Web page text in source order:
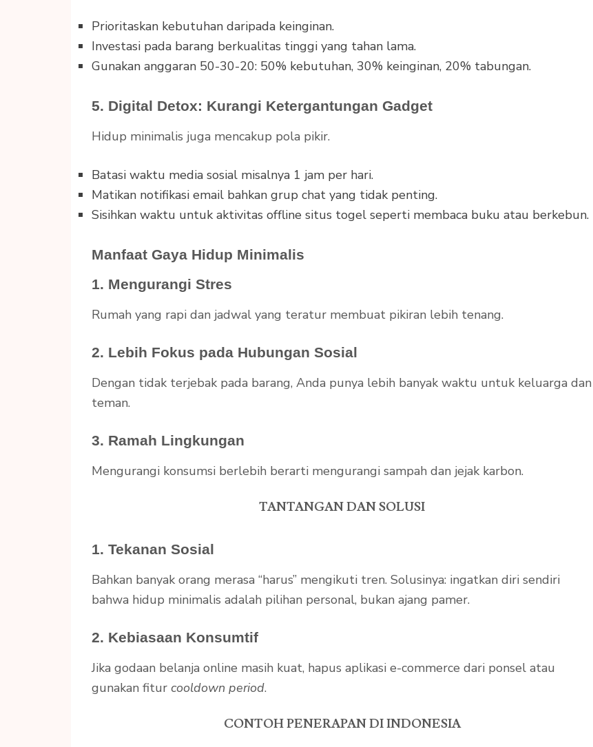
Prioritaskan kebutuhan daripada keinginan.
Investasi pada barang berkualitas tinggi yang tahan lama.
Gunakan anggaran 50-30-20: 50% kebutuhan, 30% keinginan, 20% tabungan.
5. Digital Detox: Kurangi Ketergantungan Gadget
Hidup minimalis juga mencakup pola pikir.
Batasi waktu media sosial misalnya 1 jam per hari.
Matikan notifikasi email bahkan grup chat yang tidak penting.
Sisihkan waktu untuk aktivitas offline situs togel seperti membaca buku atau berkebun.
Manfaat Gaya Hidup Minimalis
1. Mengurangi Stres
Rumah yang rapi dan jadwal yang teratur membuat pikiran lebih tenang.
2. Lebih Fokus pada Hubungan Sosial
Dengan tidak terjebak pada barang, Anda punya lebih banyak waktu untuk keluarga dan
teman.
3. Ramah Lingkungan
Mengurangi konsumsi berlebih berarti mengurangi sampah dan jejak karbon.
TANTANGAN DAN SOLUSI
1. Tekanan Sosial
Bahkan banyak orang merasa “harus” mengikuti tren. Solusinya: ingatkan diri sendiri
bahwa hidup minimalis adalah pilihan personal, bukan ajang pamer.
2. Kebiasaan Konsumtif
Jika godaan belanja online masih kuat, hapus aplikasi e-commerce dari ponsel atau
gunakan fitur cooldown period.
CONTOH PENERAPAN DI INDONESIA